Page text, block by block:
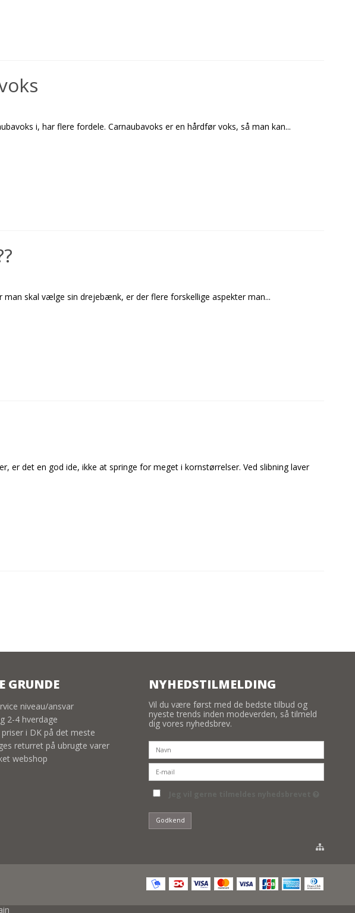
i, har flere fordele. Carnaubavoks er en hårdfør voks, så man kan...
skal vælge sin drejebænk, er der flere forskellige aspekter man...
er det en god ide, ikke at springe for meget i kornstørrelser. Ved slibning laver
GRUNDE
niveau/ansvar
2-4 hverdage
i DK på det meste
returret på ubrugte varer
webshop
NYHEDSTILMELDING
Vil du være først med de bedste tilbud og
nyeste trends inden modeverden, så tilmeld
dig vores nyhedsbrev.
Godkend